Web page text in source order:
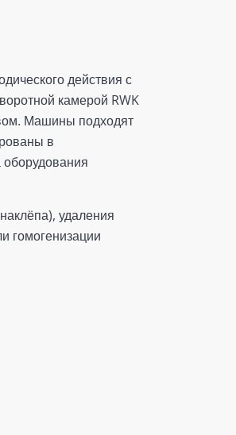
действия с
камерой RWK
Машины подходят
в
удаления
гомогенизации